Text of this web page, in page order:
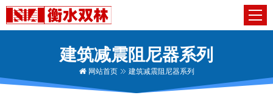
建筑减震阻尼器系列
网站首页 建筑减震阻尼器系列